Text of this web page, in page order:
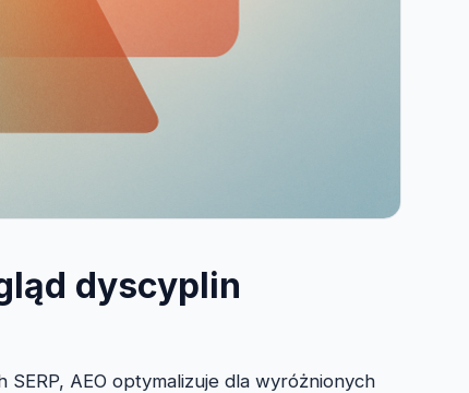
dyscyplin
SERP, AEO optymalizuje dla wyróżnionych